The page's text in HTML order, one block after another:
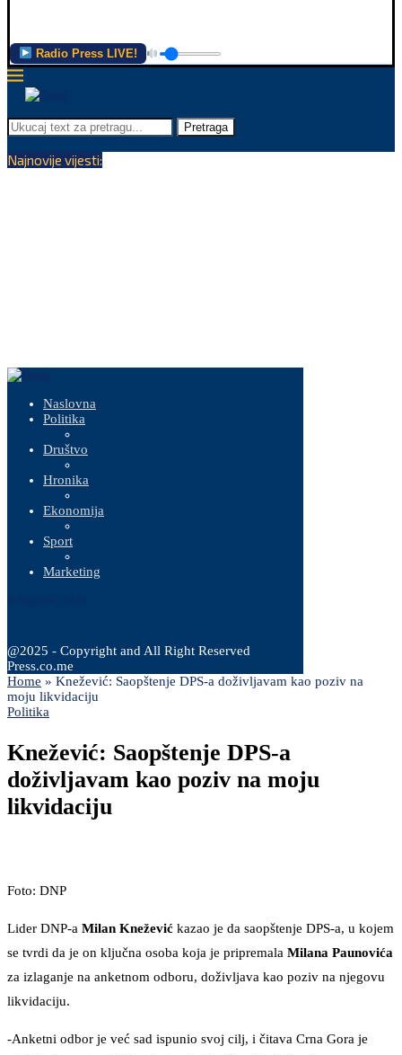
Radio Press LIVE!
Pretraga
Najnovije vijesti:
Naslovna
Politika
Društvo
Hronika
Ekonomija
Sport
Marketing
@2025 - Copyright and All Right Reserved
Press.co.me
Home » Knežević: Saopštenje DPS-a doživljavam kao poziv na
moju likvidaciju
Politika
Knežević: Saopštenje DPS-a
doživljavam kao poziv na moju
likvidaciju
Foto: DNP
Lider DNP-a Milan Knežević kazao je da saopštenje DPS-a, u kojem
se tvrdi da je on ključna osoba koja je pripremala Milana Paunovića
za izlaganje na anketnom odboru, doživljava kao poziv na njegovu
likvidaciju.
-Anketni odbor je već sad ispunio svoj cilj, i čitava Crna Gora je